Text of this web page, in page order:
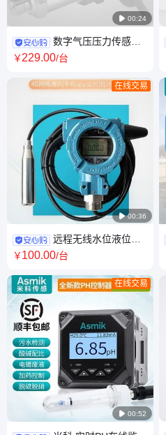
 00:24
数字气压压力传感器
高精度气压传感器 冷媒压力变
￥229.00/台
 00:36
在线交易
远程无线水位液位显
示器 0-10米水池水箱水位液位
￥100.00/台
 00:52
在线交易